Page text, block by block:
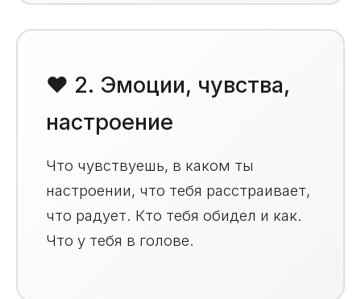
❤️ 2. Эмоции, чувства,
настроение
Что чувствуешь, в каком ты
настроении, что тебя расстраивает,
что радует. Кто тебя обидел и как.
Что у тебя в голове.